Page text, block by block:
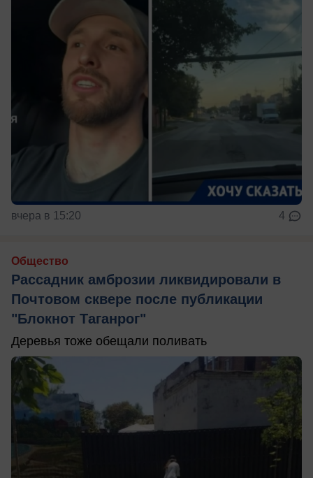
вчера в 15:20 4
Общество
Рассадник амброзии ликвидировали в
Почтовом сквере после публикации
"Блокнот Таганрог"
Деревья тоже обещали поливать